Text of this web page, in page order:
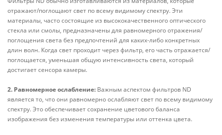
отражают/поглощают свет по всему видимому спектру. Эти
материалы, часто состоящие из высококачественного оптического
стекла или смолы, предназначены для равномерного отражения/
поглощения света без предпочтений для каких-либо конкретных
длин волн. Когда свет проходит через фильтр, его часть отражается/
поглощается, уменьшая общую интенсивность света, который
достигает сенсора камеры.
2. Равномерное ослабление: Важным аспектом фильтров ND
является то, что они равномерно ослабляют свет по всему видимому
спектру. Это обеспечивает сохранение цветового баланса
изображения без изменения температуры или оттенка цвета.